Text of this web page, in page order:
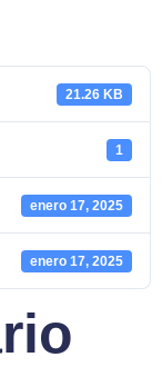
21.26 KB
1
enero 17, 2025
enero 17, 2025